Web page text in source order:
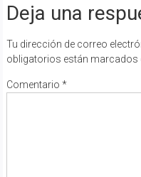
Deja una
Tu dirección de correo
obligatorios están marcados
Comentario *